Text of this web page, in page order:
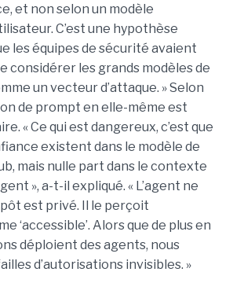
et non selon un modèle
C’est une hypothèse
les équipes de sécurité avaient
considérer les grands modèles de
un vecteur d’attaque. » Selon
de prompt en elle-même est
« Ce qui est dangereux, c’est que
existent dans le modèle de
mais nulle part dans le contexte
», a-t-il expliqué. « L’agent ne
est privé. Il le perçoit
‘accessible’. Alors que de plus en
déploient des agents, nous
d’autorisations invisibles. »